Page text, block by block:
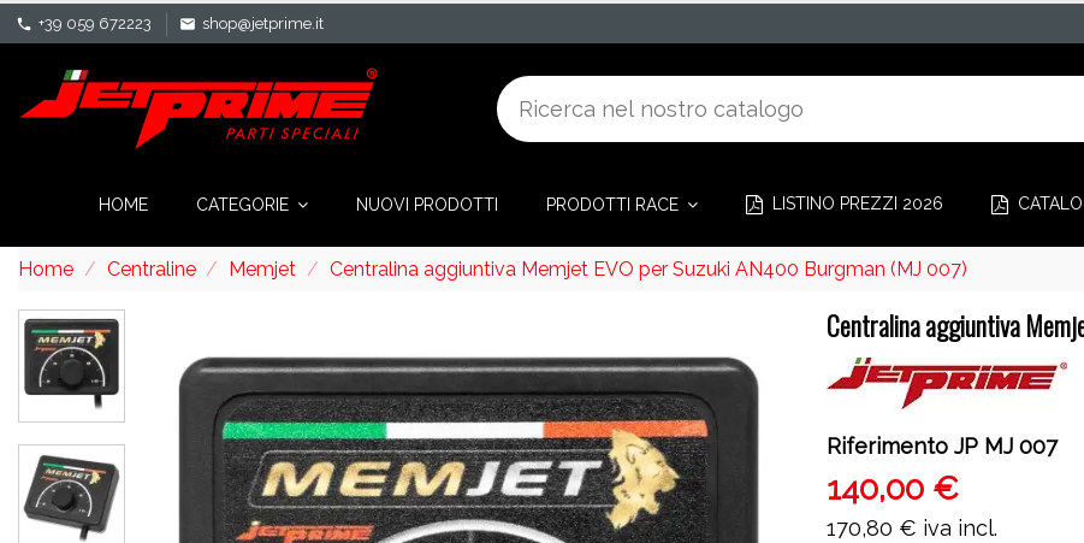
phone +39 059 672223 mail shop@jetprime.it
HOME CATEGORIE NUOVI PRODOTTI PRODOTTI RACE LISTINO PREZZI 2026
Home Centraline Memjet Centralina aggiuntiva Memjet EVO per Suzuki AN400 Burgman (MJ 007)
Centralina aggiuntiva
Riferimento JP MJ 007
140,00 €
170,80 € iva incl.